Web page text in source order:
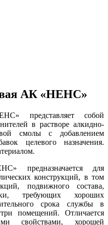
АК «НЕНС»
представляет собой
в растворе алкидно-
смолы с добавлением
целевого назначения.
предназначается для
конструкций, в том
подвижного состава,
требующих хороших
срока службы в
помещений. Отличается
свойствами, хорошей